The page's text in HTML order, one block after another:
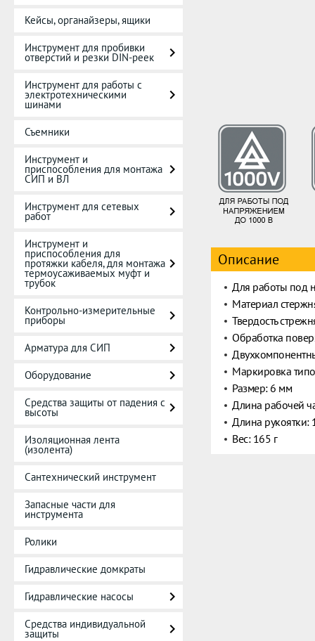
Кейсы, органайзеры, ящики
Инструмент для пробивки
отверстий и резки DIN-реек
Инструмент для работы с
электротехническими
шинами
Съемники
Инструмент и
приспособления для монтажа
СИП и ВЛ
Инструмент для сетевых
работ
Инструмент и
приспособления для
протяжки кабеля, для монтажа
термоусаживаемых муфт и
трубок
Контрольно-измерительные
приборы
Арматура для СИП
Оборудование
Средства защиты от падения с
высоты
Изоляционная лента
(изолента)
Сантехнический инструмент
Запасные части для
инструмента
Ролики
Гидравлические домкраты
Гидравлические насосы
Средства индивидуальной
защиты
Описание
Для работы под
Материал
Твердость
Обработка
Маркировка
Размер: 6 мм
Длина рабочей
Длина рукоятки:
Вес: 165 г